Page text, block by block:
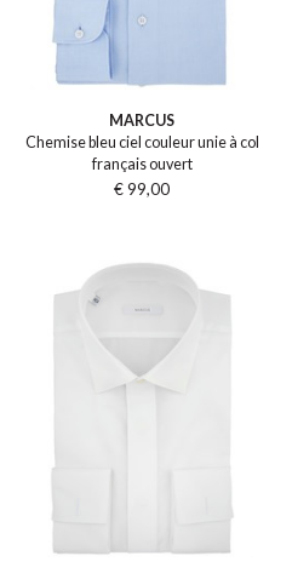
MARCUS
Chemise bleu ciel couleur unie à col
français ouvert
€ 99,00